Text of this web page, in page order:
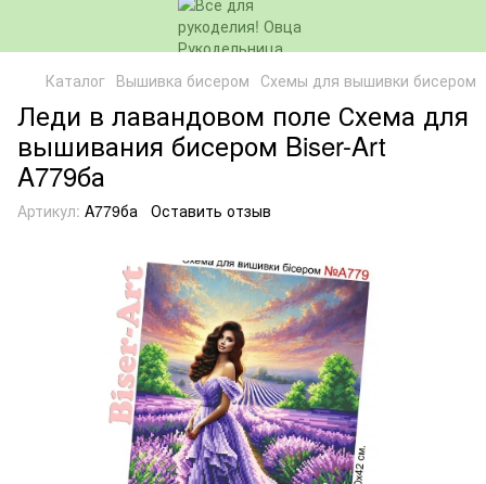
Каталог Вышивка бисером Схемы для вышивки бисером
Леди в лавандовом поле Схема для
вышивания бисером Biser-Art
A779ба
Артикул: A779ба Оставить отзыв